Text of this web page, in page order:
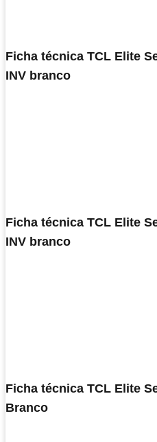
Ficha técnica TCL Elite
INV branco
Ficha técnica TCL Elite
INV branco
Ficha técnica TCL Elite
Branco